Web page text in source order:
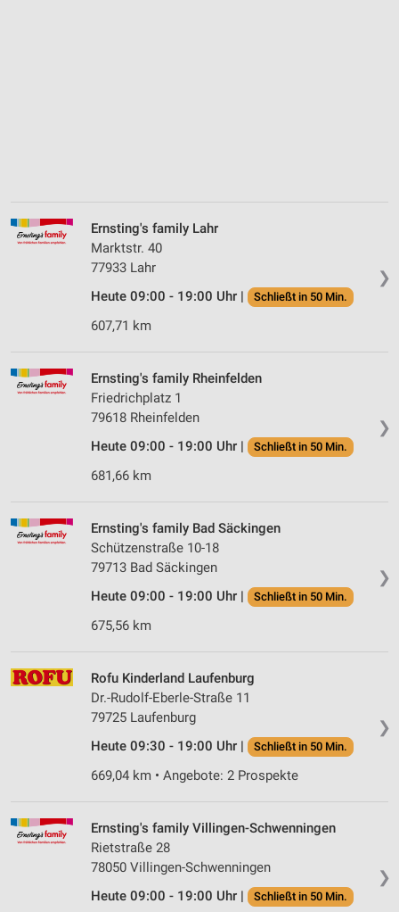
❯
Ernsting's family Lahr
Marktstr. 40
77933 Lahr
Heute 09:00 - 19:00 Uhr |
Schließt in 50 Min.
607,71 km
❯
Ernsting's family Rheinfelden
Friedrichplatz 1
79618 Rheinfelden
Heute 09:00 - 19:00 Uhr |
Schließt in 50 Min.
681,66 km
❯
Ernsting's family Bad Säckingen
Schützenstraße 10-18
79713 Bad Säckingen
Heute 09:00 - 19:00 Uhr |
Schließt in 50 Min.
675,56 km
❯
Rofu Kinderland Laufenburg
Dr.-Rudolf-Eberle-Straße 11
79725 Laufenburg
Heute 09:30 - 19:00 Uhr |
Schließt in 50 Min.
669,04 km • Angebote: 2 Prospekte
❯
Ernsting's family Villingen-Schwenningen
Rietstraße 28
78050 Villingen-Schwenningen
Heute 09:00 - 19:00 Uhr |
Schließt in 50 Min.